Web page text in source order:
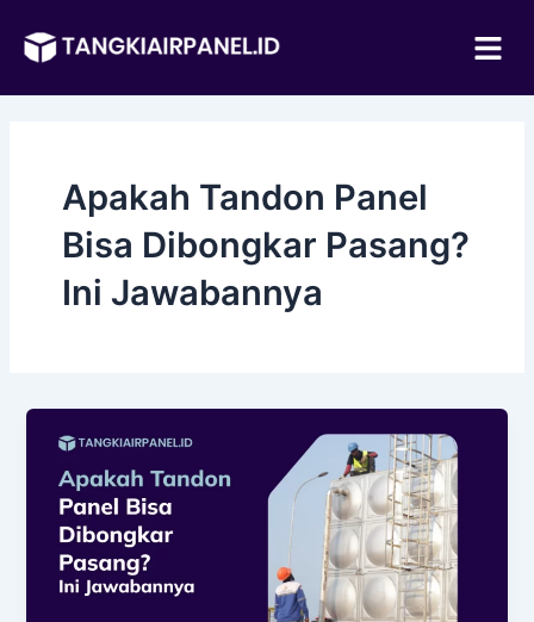
konten
Apakah Tandon Panel
Bisa Dibongkar Pasang?
Ini Jawabannya